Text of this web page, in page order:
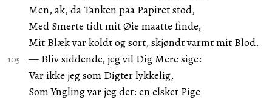
Men, ak, da Tanken paa Papiret stod,
Med Smerte tidt mit Øie maatte finde,
Mit Blæk var koldt og sort, skjøndt varmt mit Blod.
— Bliv siddende, jeg vil Dig Mere sige:
Var ikke jeg som Digter lykkelig,
Som Yngling var jeg det: en elsket Pige